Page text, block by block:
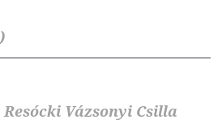
Resócki Vázsonyi Csilla